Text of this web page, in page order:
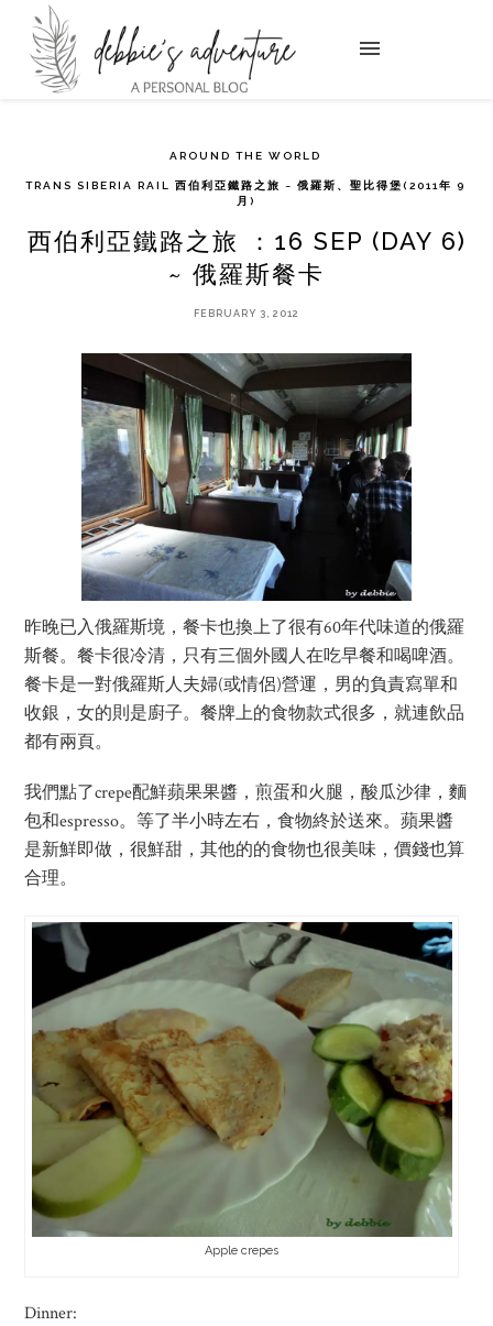
AROUND THE WORLD
TRANS SIBERIA RAIL 西伯利亞鐵路之旅 ~ 俄羅斯、聖比得堡(2011年 9
月)
西伯利亞鐵路之旅 ：16 SEP (DAY 6)
~ 俄羅斯餐卡
FEBRUARY 3, 2012
昨晚已入俄羅斯境，餐卡也換上了很有60年代味道的俄羅
斯餐。餐卡很冷清，只有三個外國人在吃早餐和喝啤酒。
餐卡是一對俄羅斯人夫婦(或情侶)營運，男的負責寫單和
收銀，女的則是廚子。餐牌上的食物款式很多，就連飲品
都有兩頁。
我們點了crepe配鮮蘋果果醬，煎蛋和火腿，酸瓜沙律，麵
包和espresso。等了半小時左右，食物終於送來。蘋果醬
是新鮮即做，很鮮甜，其他的的食物也很美味，價錢也算
合理。
Apple crepes
Dinner: